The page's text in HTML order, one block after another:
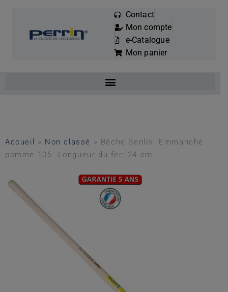
Mots
clés
:
Contact
Mon compte
e-Catalogue
Mon panier
Accueil » Non classé » Bêche Senlis. Emmanché
pomme 105. Longueur du fer: 24 cm.